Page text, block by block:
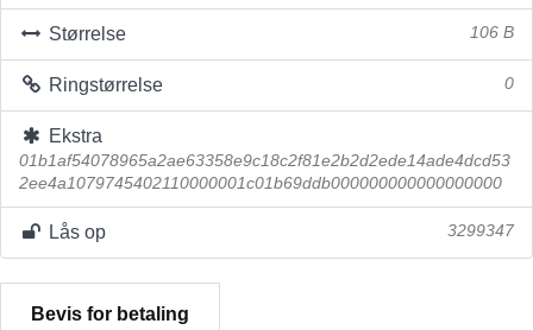
Størrelse 106 B
Ringstørrelse 0
Ekstra
01b1af54078965a2ae63358e9c18c2f81e2b2d2ede14ade4dcd53
2ee4a1079745402110000001c01b69ddb000000000000000000
Lås op 3299347
Bevis for betaling